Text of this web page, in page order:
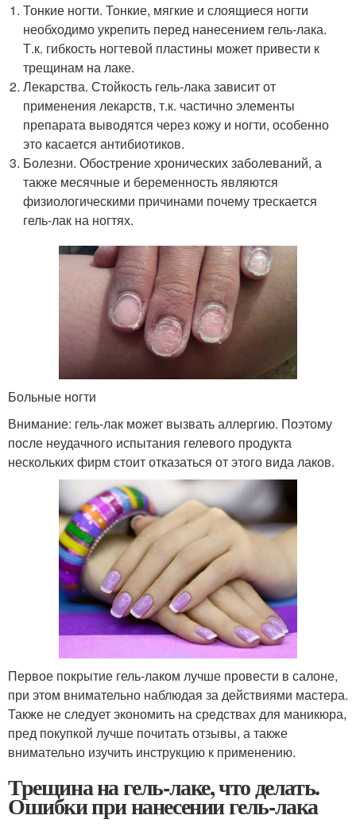
Тонкие ногти. Тонкие, мягкие и слоящиеся ногти
необходимо укрепить перед нанесением гель-лака.
Т.к. гибкость ногтевой пластины может привести к
трещинам на лаке.
Лекарства. Стойкость гель-лака зависит от
применения лекарств, т.к. частично элементы
препарата выводятся через кожу и ногти, особенно
это касается антибиотиков.
Болезни. Обострение хронических заболеваний, а
также месячные и беременность являются
физиологическими причинами почему трескается
гель-лак на ногтях.
Больные ногти
Внимание: гель-лак может вызвать аллергию. Поэтому
после неудачного испытания гелевого продукта
нескольких фирм стоит отказаться от этого вида лаков.
Первое покрытие гель-лаком лучше провести в салоне,
при этом внимательно наблюдая за действиями мастера.
Также не следует экономить на средствах для маникюра,
пред покупкой лучше почитать отзывы, а также
внимательно изучить инструкцию к применению.
Трещина на гель-лаке, что делать.
Ошибки при нанесении гель-лака